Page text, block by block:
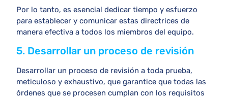
Por lo tanto, es esencial dedicar tiempo y esfuerzo
para establecer y comunicar estas directrices de
manera efectiva a todos los miembros del equipo.
5. Desarrollar un proceso de revisión
Desarrollar un proceso de revisión a toda prueba,
meticuloso y exhaustivo, que garantice que todas las
órdenes que se procesen cumplan con los requisitos